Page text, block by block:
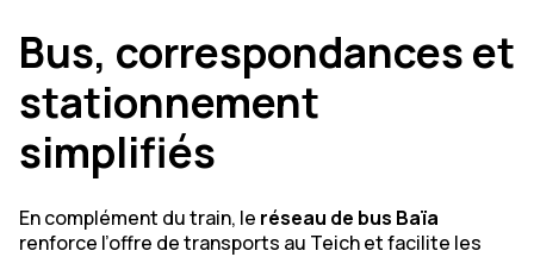
Bus, correspondances et
stationnement
simplifiés
En complément du train, le réseau de bus Baïa
renforce l’offre de transports au Teich et facilite les